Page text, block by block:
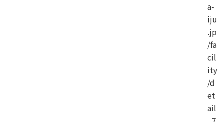
a-
iju
.jp
/fa
cil
ity
/d
et
ail